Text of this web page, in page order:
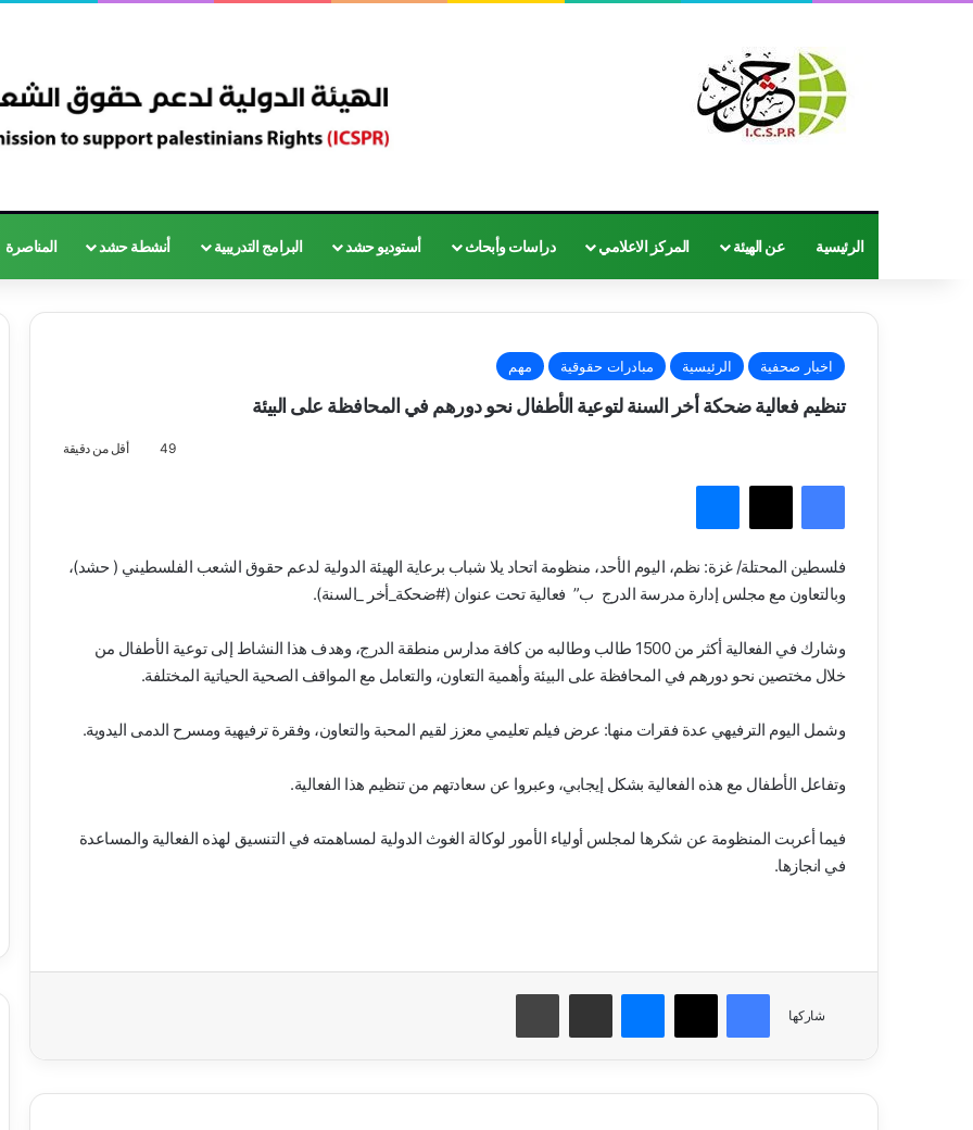
الرئيسية عن الهيئة المركز الاعلامي دراسات وأبحاث أستوديو حشد البرامج التدريبية أنشطة حشد المناصرة
اخبار صحفية الرئيسية مبادرات حقوقية مهم
تنظيم فعالية ضحكة أخر السنة لتوعية الأطفال نحو دورهم في المحافظة على البيئة
49 أقل من دقيقة
فيسبوك
‫X ماسنجر
فلسطين المحتلة/ غزة: نظم، اليوم الأحد، منظومة اتحاد يلا شباب برعاية الهيئة الدولية لدعم حقوق الشعب الفلسطيني ( حشد)،
وبالتعاون مع مجلس إدارة مدرسة الدرج ب” فعالية تحت عنوان (#ضحكة_أخر _السنة).
وشارك في الفعالية أكثر من 1500 طالب وطالبه من كافة مدارس منطقة الدرج، وهدف هذا النشاط إلى توعية الأطفال من
خلال مختصين نحو دورهم في المحافظة على البيئة وأهمية التعاون، والتعامل مع المواقف الصحية الحياتية المختلفة.
وشمل اليوم الترفيهي عدة فقرات منها: عرض فيلم تعليمي معزز لقيم المحبة والتعاون، وفقرة ترفيهية ومسرح الدمى اليدوية.
وتفاعل الأطفال مع هذه الفعالية بشكل إيجابي، وعبروا عن سعادتهم من تنظيم هذا الفعالية.
فيما أعربت المنظومة عن شكرها لمجلس أولياء الأمور لوكالة الغوث الدولية لمساهمته في التنسيق لهذه الفعالية والمساعدة
في انجازها.
شاركها
فيسبوك
‫X ماسنجرمشاركة عبر البريد طباعة